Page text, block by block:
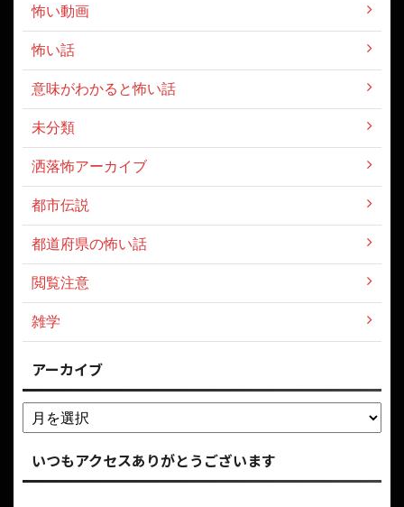
怖い動画
怖い話
意味がわかると怖い話
未分類
洒落怖アーカイブ
都市伝説
都道府県の怖い話
閲覧注意
雑学
アーカイブ
いつもアクセスありがとうございます